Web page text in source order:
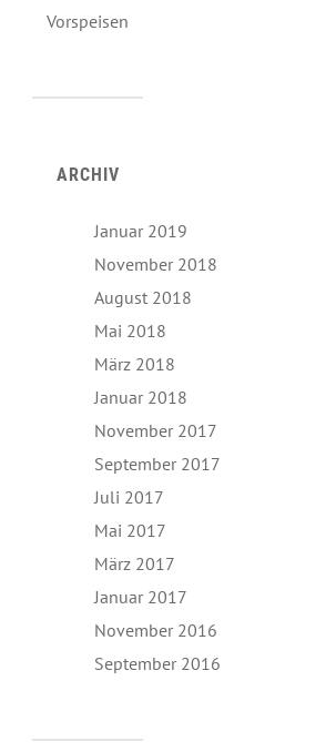
Vorspeisen
ARCHIV
Januar 2019
November 2018
August 2018
Mai 2018
März 2018
Januar 2018
November 2017
September 2017
Juli 2017
Mai 2017
März 2017
Januar 2017
November 2016
September 2016